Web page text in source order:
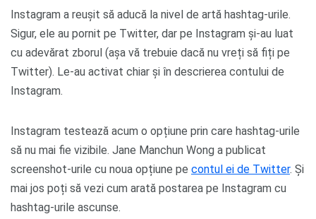
Instagram a reușit să aducă la nivel de artă hashtag-urile.
Sigur, ele au pornit pe Twitter, dar pe Instagram și-au luat
cu adevărat zborul (așa vă trebuie dacă nu vreți să fiți pe
Twitter). Le-au activat chiar și în descrierea contului de
Instagram.
Instagram testează acum o opțiune prin care hashtag-urile
să nu mai fie vizibile. Jane Manchun Wong a publicat
screenshot-urile cu noua opțiune pe contul ei de Twitter. Și
mai jos poți să vezi cum arată postarea pe Instagram cu
hashtag-urile ascunse.